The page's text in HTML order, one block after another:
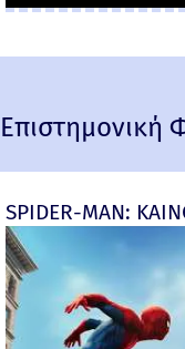
Επιστημονική
SPIDER-MAN: